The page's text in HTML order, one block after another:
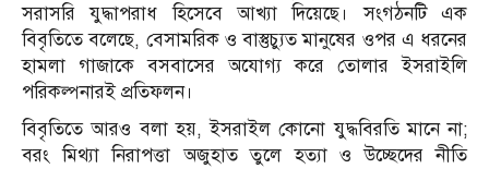
সরাসরি যুদ্ধাপরাধ হিসেবে আখ্যা দিয়েছে। সংগঠনটি এক
বিবৃতিতে বলেছে, বেসামরিক ও বাস্তুচ্যুত মানুষের ওপর এ ধরনের
হামলা গাজাকে বসবাসের অযোগ্য করে তোলার ইসরাইলি
পরিকল্পনারই প্রতিফলন।
বিবৃতিতে আরও বলা হয়, ইসরাইল কোনো যুদ্ধবিরতি মানে না;
বরং মিথ্যা নিরাপত্তা অজুহাত তুলে হত্যা ও উচ্ছেদের নীতি